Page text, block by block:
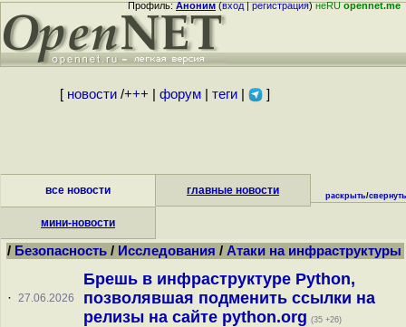
Профиль:Аноним(вход|регистрация)неRUopennet.me
[ новости/+++ форум| теги| ]
все новости главные новости
мини-новости
раскрыть/свернуть
/ Безопасность / Исследования / Атаки на инфраструктуры
· 27.06.2026
Брешь в инфраструктуре Python,
позволявшая подменить ссылки на
релизы на сайте python.org (35 +26)